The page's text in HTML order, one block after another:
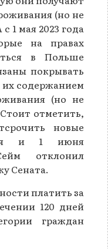
(но не
1 мая 2023 года
на правах
в Польше
покрывать
их содержанием
(но не
отметить,
новые
и 1 июня
отклонил
Сената.
платить за
120 дней
граждан